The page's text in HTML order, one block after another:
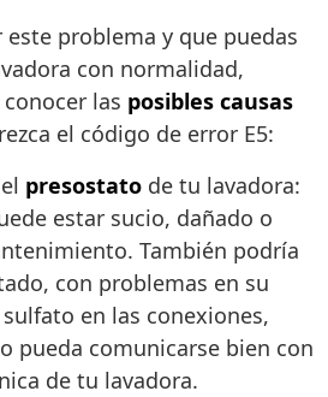
problema y que puedas
con normalidad,
las posibles causas
el código de error E5:
presostato de tu lavadora:
estar sucio, dañado o
También podría
con problemas en su
en las conexiones,
pueda comunicarse bien con
de tu lavadora.